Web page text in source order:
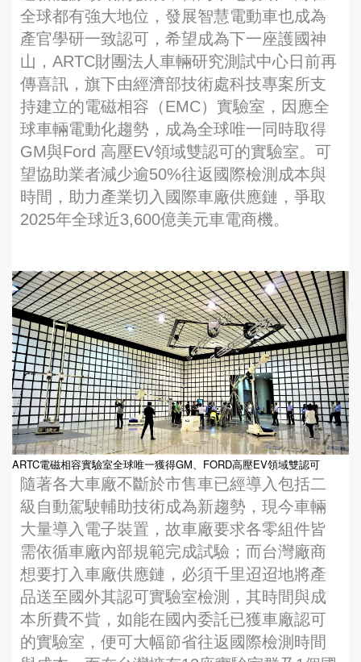
全球都有強大地位，發展智慧電動車也成為
產官學研一致認可，希望成為下一座護國神
山，ARTC財團法人車輛研究測試中心日前再
傳喜訊，旗下由經濟部技術處科技專案所支
持建立的電磁相容（EMC）實驗室，因應全
球車輛電動化趨勢，成為全球唯一同時取得
GM與Ford 高壓EV領域雙認可的實驗室。可
望協助業者減少逾50%往返國際檢測成本與
時間，助力產業切入國際車廠供應鏈，爭取
2025年全球近3,600億美元車電商機。
ARTC電磁相容實驗室全球唯一獲得GM、FORD高壓EV領域雙認可
隨著各大車廠不斷於市售車已經導入包括二
級自動駕駛輔助技術成為新趨勢，現今車輛
大量導入電子裝置，故車廠要求各零組件皆
需依循車廠內部規範完成試驗；而台灣廠商
想要打入車廠供應鏈，必須千里迢迢地將產
品送至國外其認可實驗室檢測，其時間與成
本所費不貲，如能在國內委託已獲車廠認可
的實驗室，便可大幅節省往返國際檢測時間